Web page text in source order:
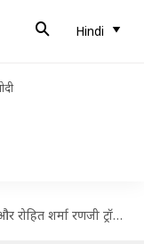
Hindi
ट्रॉफी में लेंगे हिस्सा? अहम खबर आई सामने